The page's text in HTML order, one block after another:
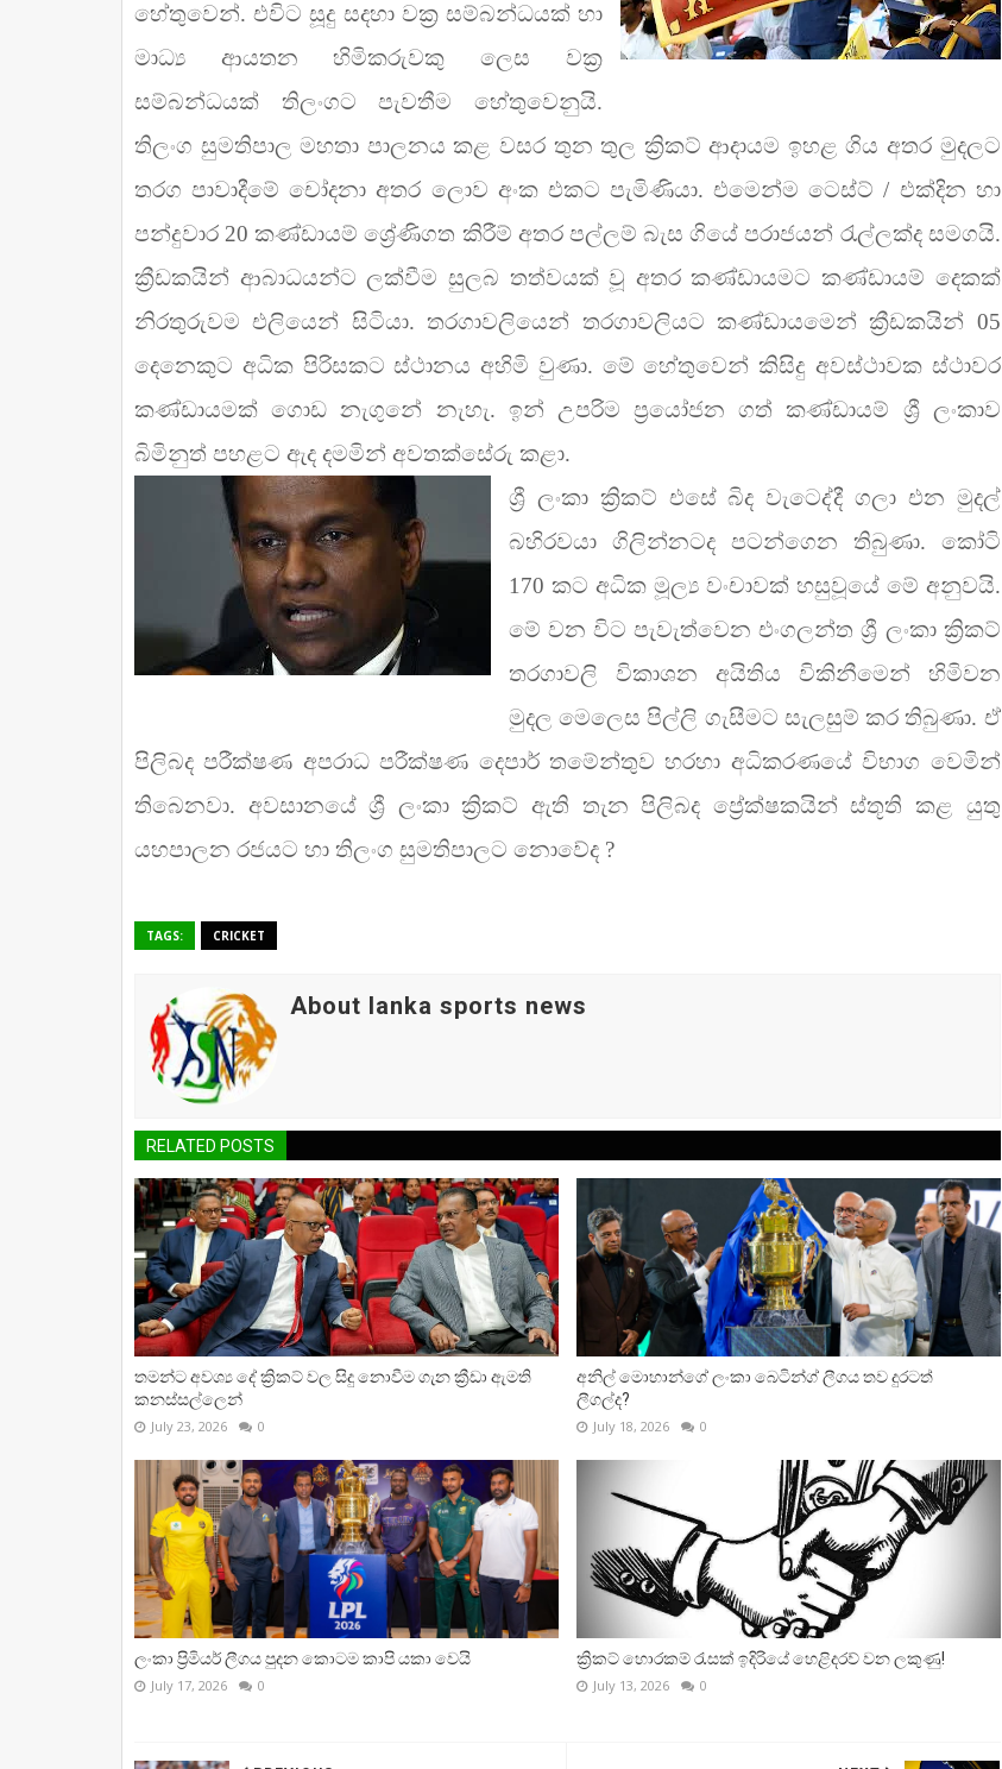
හේතුවෙන්. එවිට සූදු සදහා වක්‍ර සම්බන්ධයක් හා
මාධ්‍ය ආයතන හිමිකරුවකු ලෙස වක්‍ර
සම්බන්ධයක් තිලංගට පැවතීම හේතුවෙනුයි.
තිලංග සුමතිපාල මහතා පාලනය කළ වසර තුන තුල ක්‍රිකට් ආදායම ඉහළ ගිය අතර මුදලට
තරග පාවාදීමේ චෝදනා අතර ලොව අංක එකට පැමිණියා. එමෙන්ම ටෙස්ට් / එක්දින හා
පන්දුවාර 20 කණ්ඩායම් ශ්‍රේණිගත කිරීම් අතර පල්ලම් බැස ගියේ පරාජයන් රැල්ලක්ද සමගයි.
ක්‍රීඩකයින් ආබාධයන්ට ලක්වීම සුලබ තත්වයක් වූ අතර කණ්ඩායමට කණ්ඩායම් දෙකක්
නිරතුරුවම එලියෙන් සිටියා. තරගාවලියෙන් තරගාවලියට කණ්ඩායමෙන් ක්‍රීඩකයින් 05
දෙනෙකුට අධික පිරිසකට ස්ථානය අහිමි වුණා. මේ හේතුවෙන් කිසිදු අවස්ථාවක ස්ථාවර
කණ්ඩායමක් ගොඩ නැගුනේ නැහැ. ඉන් උපරිම ප්‍රයෝජන ගත් කණ්ඩායම් ශ්‍රී ලංකාව
බිමිනුත් පහළට ඇද දමමින් අවතක්සේරු කළා.
ශ්‍රී ලංකා ක්‍රිකට් එසේ බිද වැටෙද්දී ගලා එන මුදල්
බහිරවයා ගිලින්නටද පටන්ගෙන තිබුණා. කෝටි
170 කට අධික මූල්‍ය වංචාවක් හසුවූයේ මේ අනුවයි.
මේ වන විට පැවැත්වෙන එංගලන්ත ශ්‍රී ලංකා ක්‍රිකට්
තරගාවලි විකාශන අයිතිය විකිනීමෙන් හිමිවන
මුදල මෙලෙස පිල්ලි ගැසීමට සැලසුම් කර තිබුණා. ඒ
පිලිබද පරීක්ෂණ අපරාධ පරීක්ෂණ දෙපාර් තමේන්තුව හරහා අධිකරණයේ විභාග වෙමින්
තිබෙනවා. අවසානයේ ශ්‍රී ලංකා ක්‍රිකට් ඇති තැන පිලිබද ප්‍රේක්ෂකයින් ස්තූති කළ යුතු
යහපාලන රජයට හා තිලංග සුමතිපාලට නොවේද ?
TAGS: CRICKET
About lanka sports news
RELATED POSTS
තමන්ට අවශ්‍ය දේ ක්‍රිකට් වල සිදු නොවීම ගැන ක්‍රීඩා ඇමති
කනස්සල්ලෙන්
July 23, 2026 0
අනිල් මොහාන්ගේ ලංකා බෙටින්ග් ලීගය තව දුරටත්
ලීගල්ද?
July 18, 2026 0
ලංකා ප්‍රිමියර් ලීගය පුදන කොටම කාපි යකා වෙයි
July 17, 2026 0
ක්‍රිකට් හොරකම් රැසක් ඉදිරියේ හෙළිදරව් වන ලකුණු!
July 13, 2026 0